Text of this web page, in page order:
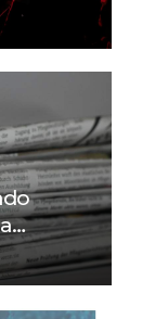
de los